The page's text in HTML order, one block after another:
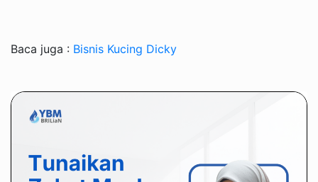
Baca juga : Bisnis Kucing Dicky